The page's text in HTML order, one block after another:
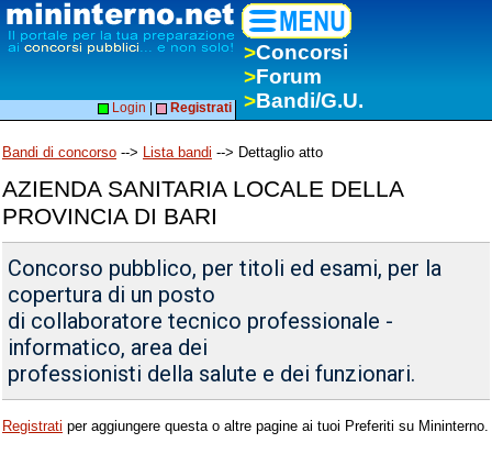
>Concorsi
>Forum
>Bandi/G.U.
Login Registrati
Bandi di concorso --> Lista bandi --> Dettaglio atto
AZIENDA SANITARIA LOCALE DELLA
PROVINCIA DI BARI
Concorso pubblico, per titoli ed esami, per la
copertura di un posto
di collaboratore tecnico professionale -
informatico, area dei
professionisti della salute e dei funzionari.
Registrati per aggiungere questa o altre pagine ai tuoi Preferiti su Mininterno.